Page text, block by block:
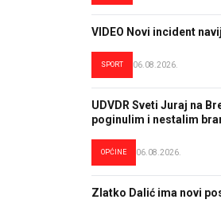
VIDEO Novi incident
SPORT 06.08.2026.
UDVDR Sveti Juraj na
poginulim i nestalim
OPĆINE 06.08.2026.
Zlatko Dalić ima novi